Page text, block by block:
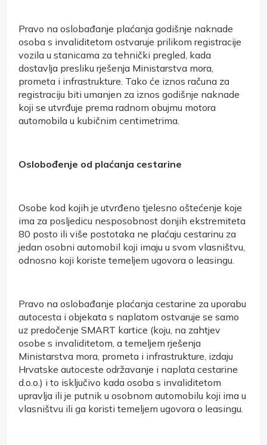
Pravo na oslobađanje plaćanja godišnje naknade
osoba s invaliditetom ostvaruje prilikom registracije
vozila u stanicama za tehnički pregled, kada
dostavlja presliku rješenja Ministarstva mora,
prometa i infrastrukture. Tako će iznos računa za
registraciju biti umanjen za iznos godišnje naknade
koji se utvrđuje prema radnom obujmu motora
automobila u kubičnim centimetrima.
Oslobođenje od plaćanja cestarine
Osobe kod kojih je utvrđeno tjelesno oštećenje koje
ima za posljedicu nesposobnost donjih ekstremiteta
80 posto ili više postotaka ne plaćaju cestarinu za
jedan osobni automobil koji imaju u svom vlasništvu,
odnosno koji koriste temeljem ugovora o leasingu.
Pravo na oslobađanje plaćanja cestarine za uporabu
autocesta i objekata s naplatom ostvaruje se samo
uz predočenje SMART kartice (koju, na zahtjev
osobe s invaliditetom, a temeljem rješenja
Ministarstva mora, prometa i infrastrukture, izdaju
Hrvatske autoceste održavanje i naplata cestarine
d.o.o.) i to isključivo kada osoba s invaliditetom
upravlja ili je putnik u osobnom automobilu koji ima u
vlasništvu ili ga koristi temeljem ugovora o leasingu.